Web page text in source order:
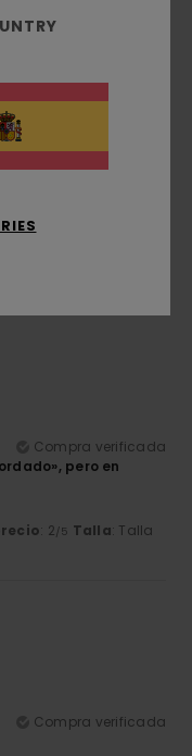
Compra verificada
Compra verificada
pero en
: 2/5 Talla: Talla
Compra verificada